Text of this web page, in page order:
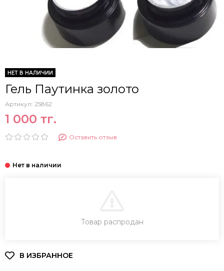
НЕТ В НАЛИЧИИ
Гель Паутинка золото
Артикул: 25862
1 000 тг.
Оставить отзыв
Товар распродан